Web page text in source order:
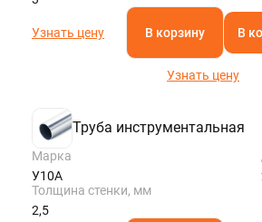
Узнать цену В корзину В
Узнать цену
Труба инструментальная
Марка
У10А
Толщина стенки, мм
2,5